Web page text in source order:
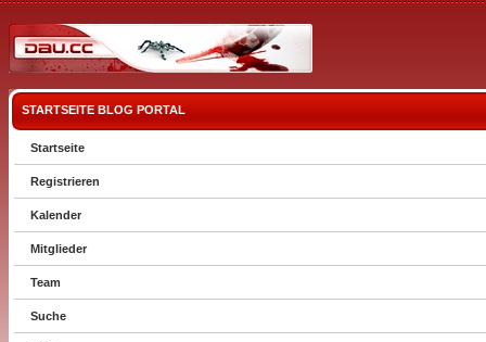
STARTSEITE BLOG PORTAL
Startseite
Registrieren
Kalender
Mitglieder
Team
Suche